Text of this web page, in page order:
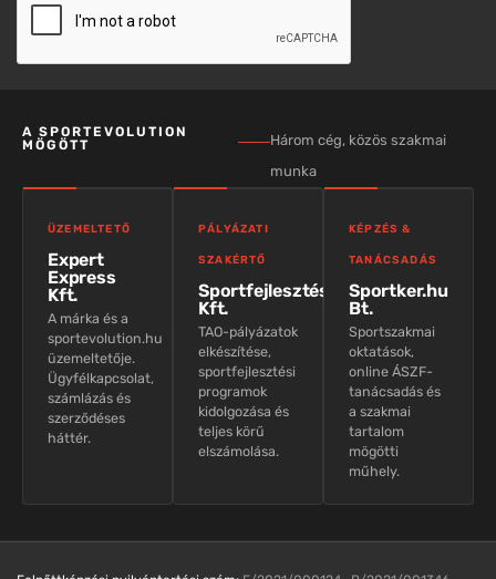
A SPORTEVOLUTION
MÖGÖTT
Három cég, közös szakmai
munka
ÜZEMELTETŐ
Expert
Express
Kft.
A márka és a
sportevolution.hu
üzemeltetője.
Ügyfélkapcsolat,
számlázás és
szerződéses
háttér.
PÁLYÁZATI
SZAKÉRTŐ
Sportfejlesztés
Kft.
TAO-pályázatok
elkészítése,
sportfejlesztési
programok
kidolgozása és
teljes körű
elszámolása.
KÉPZÉS &
TANÁCSADÁS
Sportker.hu
Bt.
Sportszakmai
oktatások,
online ÁSZF-
tanácsadás és
a szakmai
tartalom
mögötti
műhely.